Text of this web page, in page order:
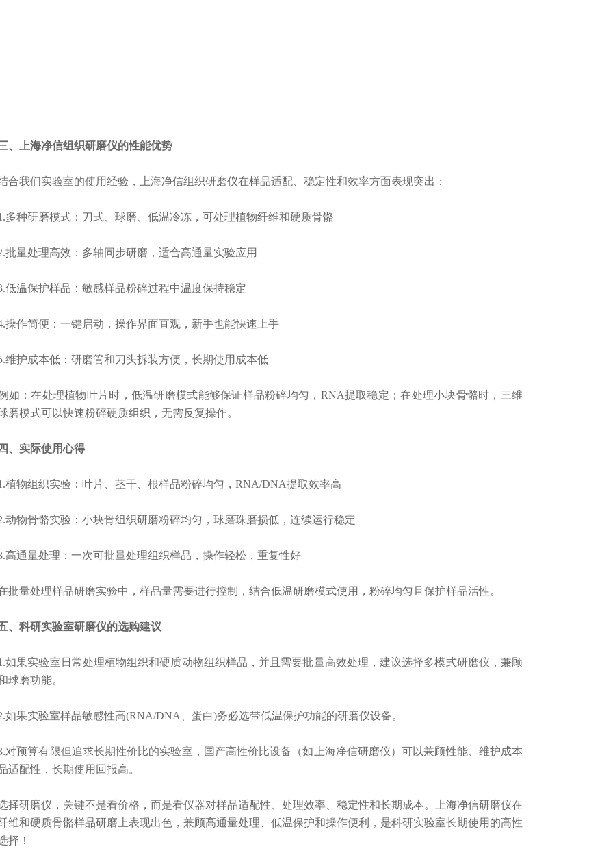
上海净信组织研磨仪的性能优势
我们实验室的使用经验，上海净信组织研磨仪在样品适配、稳定性和效率方面表现突出：
研磨模式：刀式、球磨、低温冷冻，可处理植物纤维和硬质骨骼
量处理高效：多轴同步研磨，适合高通量实验应用
温保护样品：敏感样品粉碎过程中温度保持稳定
作简便：一键启动，操作界面直观，新手也能快速上手
护成本低：研磨管和刀头拆装方便，长期使用成本低
：在处理植物叶片时，低温研磨模式能够保证样品粉碎均匀，RNA提取稳定；在处理小块骨骼时，三维
磨模式可以快速粉碎硬质组织，无需反复操作。
实际使用心得
物组织实验：叶片、茎干、根样品粉碎均匀，RNA/DNA提取效率高
骨骼实验：小块骨组织研磨粉碎均匀，球磨珠磨损低，连续运行稳定
通量处理：一次可批量处理组织样品，操作轻松，重复性好
量处理样品研磨实验中，样品量需要进行控制，结合低温研磨模式使用，粉碎均匀且保护样品活性。
科研实验室研磨仪的选购建议
实验室日常处理植物组织和硬质动物组织样品，并且需要批量高效处理，建议选择多模式研磨仪，兼顾
球磨功能。
实验室样品敏感性高(RNA/DNA、蛋白)务必选带低温保护功能的研磨仪设备。
算有限但追求长期性价比的实验室，国产高性价比设备（如上海净信研磨仪）可以兼顾性能、维护成本
适配性，长期使用回报高。
研磨仪，关键不是看价格，而是看仪器对样品适配性、处理效率、稳定性和长期成本。
上海净信研磨仪在
维和硬质骨骼样品研磨上表现出色，兼顾高通量处理、低温保护和操作便利，是科研实验室长期使用的高性
择！